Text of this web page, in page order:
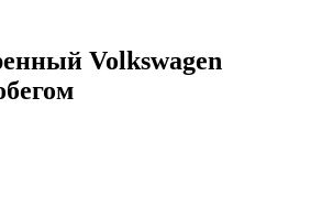
Volkswagen